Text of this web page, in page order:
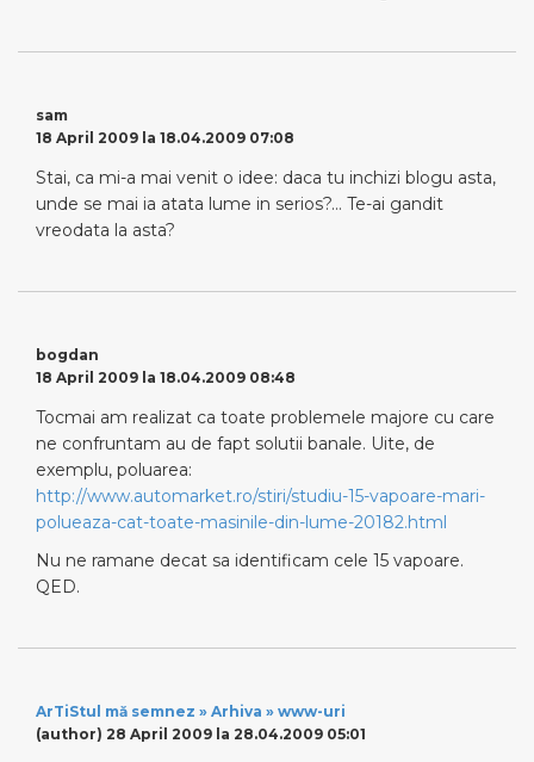
sam
18 April 2009 la 18.04.2009 07:08
Stai, ca mi-a mai venit o idee: daca tu inchizi blogu asta,
unde se mai ia atata lume in serios?… Te-ai gandit
vreodata la asta?
bogdan
18 April 2009 la 18.04.2009 08:48
Tocmai am realizat ca toate problemele majore cu care
ne confruntam au de fapt solutii banale. Uite, de
exemplu, poluarea:
http://www.automarket.ro/stiri/studiu-15-vapoare-mari-
polueaza-cat-toate-masinile-din-lume-20182.html
Nu ne ramane decat sa identificam cele 15 vapoare.
QED.
ArTiStul mă semnez » Arhiva » www-uri
(author) 28 April 2009 la 28.04.2009 05:01